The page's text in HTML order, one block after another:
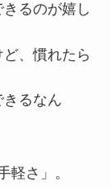
きるのが嬉し
ど、慣れたら
きるなん
軽さ」。